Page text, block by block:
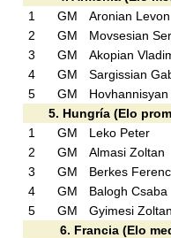
1
GM Aronian Levon
2
GM Movsesian
3
GM Akopian
4
GM Sargissian
5
GM
5. Hungría (Elo
1
GM Leko Peter
2
GM Almasi Zoltan
3
GM Berkes Ferenc
4
GM Balogh Csaba
5
GM Gyimesi Zoltan
6. Francia (Elo